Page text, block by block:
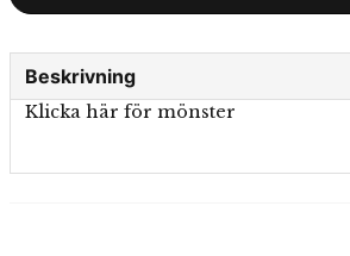
Beskrivning
Klicka här för mönster